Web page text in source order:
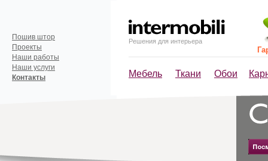
Решения для интерьера
Мебель Ткани Обои
Пошив штор
Проекты
Наши работы
Наши услуги
Контакты